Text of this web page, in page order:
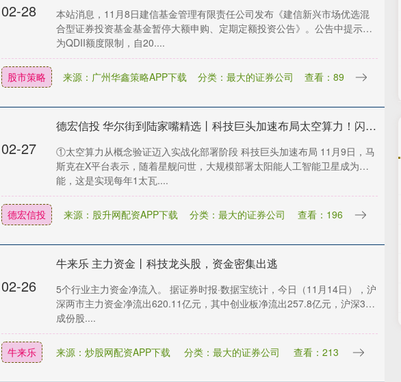
02-28
本站消息，11月8日建信基金管理有限责任公司发布《建信新兴市场优选混
合型证券投资基金基金暂停大额申购、定期定额投资公告》。公告中提示，
为QDII额度限制，自20....
股市策略 来源：广州华鑫策略APP下载 分类：最大的证券公司 查看：89
02-27
德宏信投 华尔街到陆家嘴精选丨科技巨头加速布局太空算力！闪迪NAND涨价50% 高盛预测紧缺至2026年
①太空算力从概念验证迈入实战化部署阶段 科技巨头加速布局 11月9日，马
斯克在X平台表示，随着星舰问世，大规模部署太阳能人工智能卫星成为可
能，这是实现每年1太瓦....
德宏信投 来源：股升网配资APP下载 分类：最大的证券公司 查看：196
02-26
牛来乐 主力资金丨科技龙头股，资金密集出逃
5个行业主力资金净流入。 据证券时报·数据宝统计，今日（11月14日），沪
深两市主力资金净流出620.11亿元，其中创业板净流出257.8亿元，沪深300
成份股....
牛来乐 来源：炒股网配资APP下载 分类：最大的证券公司 查看：213